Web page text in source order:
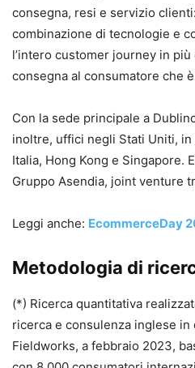
consegna, resi e servizio
combinazione di tecnologie e
l’intero customer journey in
consegna al consumatore che
Con la sede principale a
inoltre, uffici negli Stati Uniti, in
Italia, Hong Kong e Singapore.
Gruppo Asendia, joint venture
Leggi anche: EcommerceDay
Metodologia di
(*) Ricerca quantitativa
ricerca e consulenza inglese in
Fieldworks, a febbraio 2023,